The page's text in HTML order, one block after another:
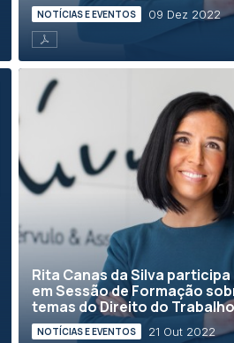
NOTÍCIAS E EVENTOS 09 Dez 2022
Rita Canas da Silva participa
em Sessão de Formação
temas do Direito do Trabalho
NOTÍCIAS E EVENTOS 21 Out 2022